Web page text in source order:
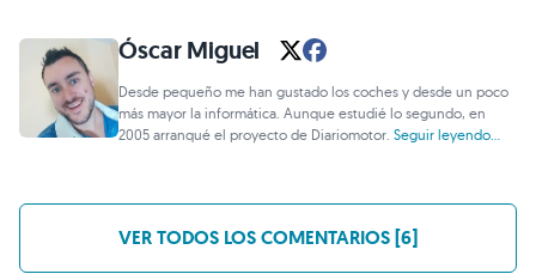
Óscar Miguel
Desde pequeño me han gustado los coches y desde un poco
más mayor la informática. Aunque estudié lo segundo, en
2005 arranqué el proyecto de Diariomotor.Seguir leyendo...
VER TODOS LOS COMENTARIOS [6]